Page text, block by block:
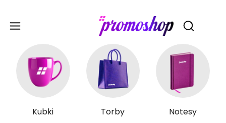
Otwórz
Kubki Torby Notesy